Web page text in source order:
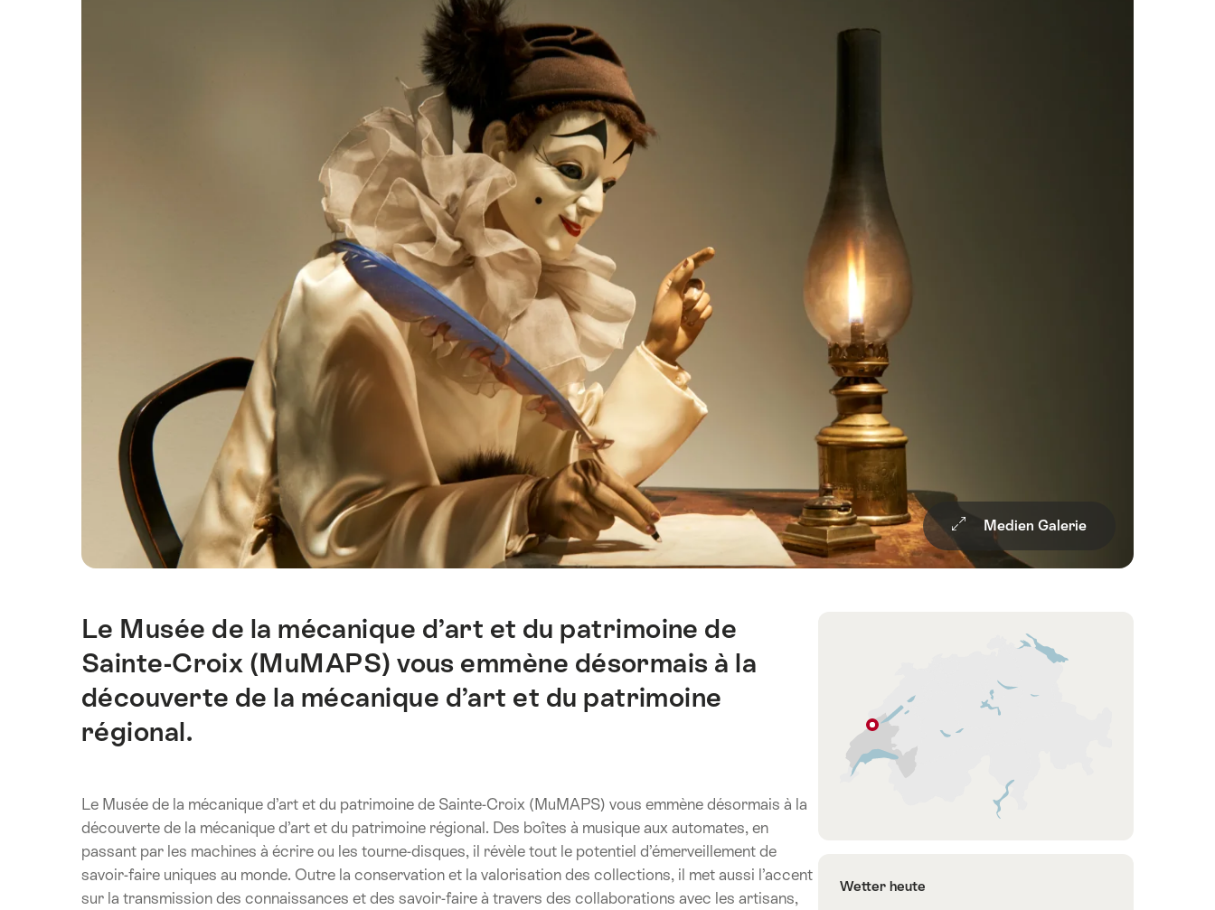
Medien Galerie
Einleitung
Le Musée de la mécanique d’art et du patrimoine de
Sainte-Croix (MuMAPS) vous emmène désormais à la
découverte de la mécanique d’art et du patrimoine
régional.
Le Musée de la mécanique d’art et du patrimoine de Sainte-Croix (MuMAPS) vous emmène désormais à la
découverte de la mécanique d’art et du patrimoine régional. Des boîtes à musique aux automates, en
passant par les machines à écrire ou les tourne-disques, il révèle tout le potentiel d’émerveillement de
savoir-faire uniques au monde. Outre la conservation et la valorisation des collections, il met aussi l’accent
sur la transmission des connaissances et des savoir-faire à travers des collaborations avec les artisans,
Croix
Wetter heute